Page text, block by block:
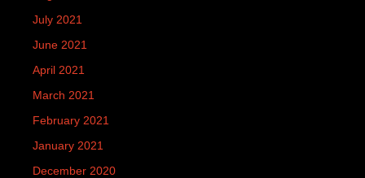
July 2021
June 2021
April 2021
March 2021
February 2021
January 2021
December 2020